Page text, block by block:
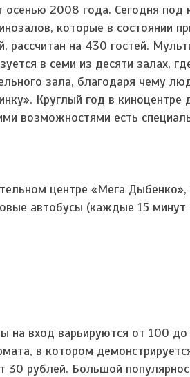
2008 года. Сегодня под
которые в состоянии
на 430 гостей.
в семи из десяти залах,
зала, благодаря чему
Круглый год в киноцентре
возможностями есть
центре «Мега
автобусы (каждые 15 минут
на вход варьируются от 100
в котором
30 рублей. Большой